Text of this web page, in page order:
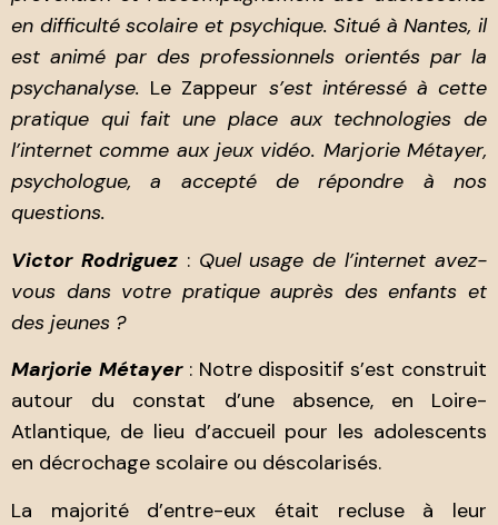
en difficulté scolaire et psychique.Situé à Nantes, il
est animé par des professionnels orientés par la
psychanalyse. Le Zappeur s’est intéressé à cette
pratique qui fait une place aux technologies de
l’internet comme aux jeux vidéo. Marjorie Métayer,
psychologue, a accepté de répondre à nos
questions.
Victor Rodriguez: Quel usage de l’internet avez-
vous dans votre pratique auprès des enfants et
des jeunes ?
Marjorie Métayer : Notre dispositif s’est construit
autour du constat d’une absence, en Loire-
Atlantique, de lieu d’accueil pour les adolescents
en décrochage scolaire ou déscolarisés.
La majorité d’entre-eux était recluse à leur